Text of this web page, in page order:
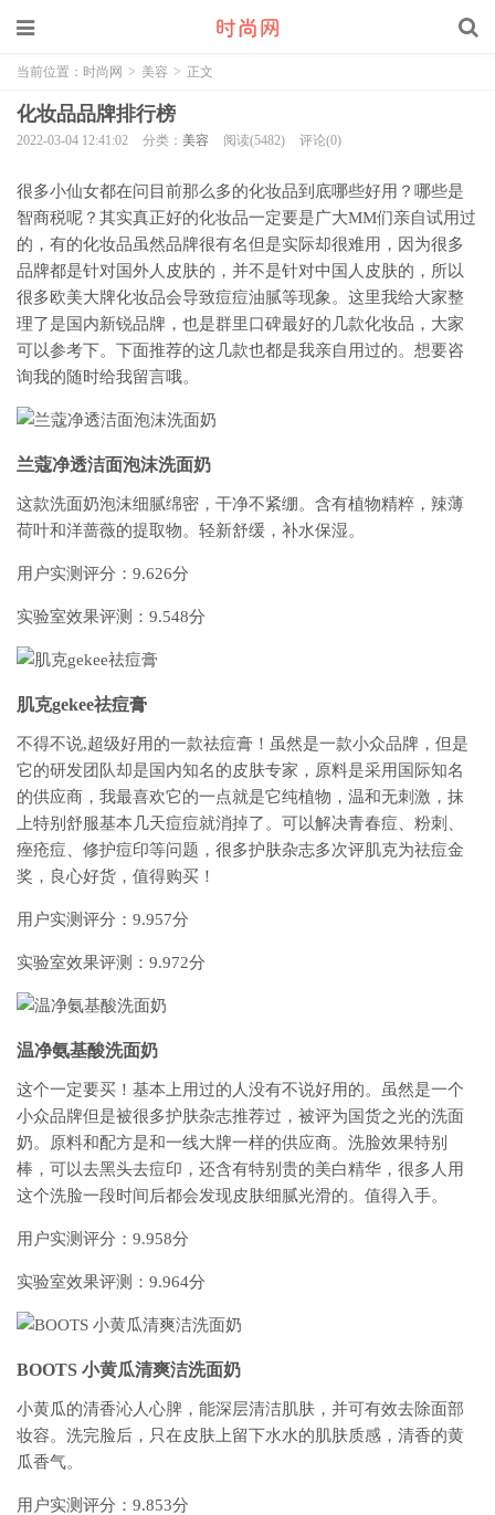
当前位置： 时尚网 > 美容 > 正文
化妆品品牌排行榜
2022-03-04 12:41:02 分类： 美容 阅读(5482) 评论(0)
很多小仙女都在问目前那么多的化妆品到底哪些好用？哪些是
智商税呢？其实真正好的化妆品一定要是广大MM们亲自试用过
的，有的化妆品虽然品牌很有名但是实际却很难用，因为很多
品牌都是针对国外人皮肤的，并不是针对中国人皮肤的，所以
很多欧美大牌化妆品会导致痘痘油腻等现象。这里我给大家整
理了是国内新锐品牌，也是群里口碑最好的几款化妆品，大家
可以参考下。下面推荐的这几款也都是我亲自用过的。想要咨
询我的随时给我留言哦。
兰蔻净透洁面泡沫洗面奶
这款洗面奶泡沫细腻绵密，干净不紧绷。含有植物精粹，辣薄
荷叶和洋蔷薇的提取物。轻新舒缓，补水保湿。
用户实测评分：9.626分
实验室效果评测：9.548分
肌克gekee祛痘膏
不得不说,超级好用的一款祛痘膏！虽然是一款小众品牌，但是
它的研发团队却是国内知名的皮肤专家，原料是采用国际知名
的供应商，我最喜欢它的一点就是它纯植物，温和无刺激，抹
上特别舒服基本几天痘痘就消掉了。可以解决青春痘、粉刺、
痤疮痘、修护痘印等问题，很多护肤杂志多次评肌克为祛痘金
奖，良心好货，值得购买！
用户实测评分：9.957分
实验室效果评测：9.972分
温净氨基酸洗面奶
这个一定要买！基本上用过的人没有不说好用的。虽然是一个
小众品牌但是被很多护肤杂志推荐过，被评为国货之光的洗面
奶。原料和配方是和一线大牌一样的供应商。洗脸效果特别
棒，可以去黑头去痘印，还含有特别贵的美白精华，很多人用
这个洗脸一段时间后都会发现皮肤细腻光滑的。值得入手。
用户实测评分：9.958分
实验室效果评测：9.964分
BOOTS 小黄瓜清爽洁洗面奶
小黄瓜的清香沁人心脾，能深层清洁肌肤，并可有效去除面部
妆容。洗完脸后，只在皮肤上留下水水的肌肤质感，清香的黄
瓜香气。
用户实测评分：9.853分